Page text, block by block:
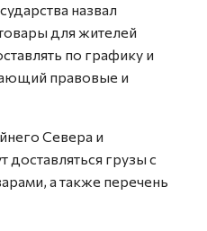
назвал
для жителей
по графику и
правовые и
Севера и
грузы с
а также перечень